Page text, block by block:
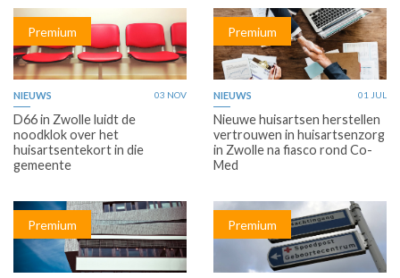
Premium
NIEUWS 03 NOV
D66 in Zwolle luidt de
noodklok over het
huisartsentekort in die
gemeente
Premium
NIEUWS 01 JUL
Nieuwe huisartsen herstellen
vertrouwen in huisartsenzorg
in Zwolle na fiasco rond Co-
Med
Premium Premium